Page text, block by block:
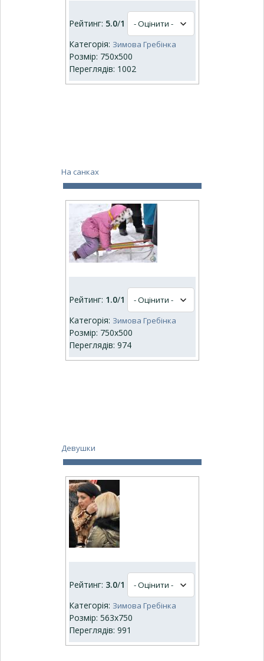
Рейтинг: 5.0/1
Категорія: Зимова Гребінка
Розмір: 750x500
Переглядів: 1002
На санках
Рейтинг: 1.0/1
Категорія: Зимова Гребінка
Розмір: 750x500
Переглядів: 974
Девушки
Рейтинг: 3.0/1
Категорія: Зимова Гребінка
Розмір: 563x750
Переглядів: 991